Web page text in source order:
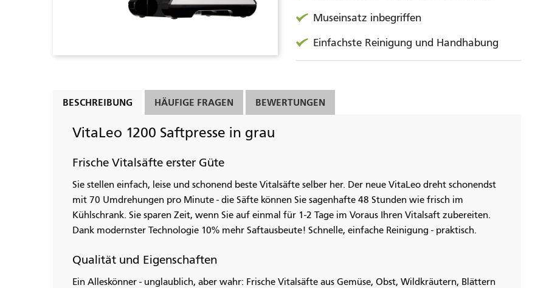
Museinsatz inbegriffen
Einfachste Reinigung und Handhabung
BESCHREIBUNG HÄUFIGE FRAGEN BEWERTUNGEN
VitaLeo 1200 Saftpresse in grau
Frische Vitalsäfte erster Güte
Sie stellen einfach, leise und schonend beste Vitalsäfte selber her. Der neue VitaLeo dreht schonendst
mit 70 Umdrehungen pro Minute - die Säfte können Sie sagenhafte 48 Stunden wie frisch im
Kühlschrank. Sie sparen Zeit, wenn Sie auf einmal für 1-2 Tage im Voraus Ihren Vitalsaft zubereiten.
Dank modernster Technologie 10% mehr Saftausbeute! Schnelle, einfache Reinigung - praktisch.
Qualität und Eigenschaften
Ein Alleskönner - unglaublich, aber wahr: Frische Vitalsäfte aus Gemüse, Obst, Wildkräutern, Blättern